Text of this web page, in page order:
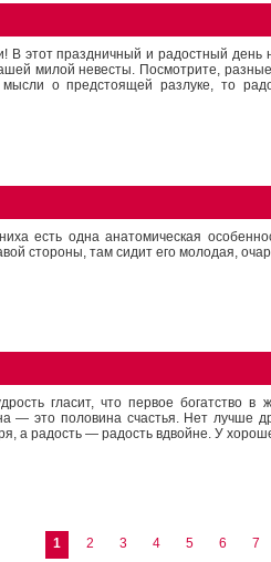
В этот праздничный и радостный
милой невесты. Посмотрите,
о предстоящей разлуке, то
есть одна анатомическая
стороны, там сидит его молодая,
гласит, что первое богатство
— это половина счастья. Нет лучше
а радость — радость вдвойне. У
1 2 3 4 5 6 7